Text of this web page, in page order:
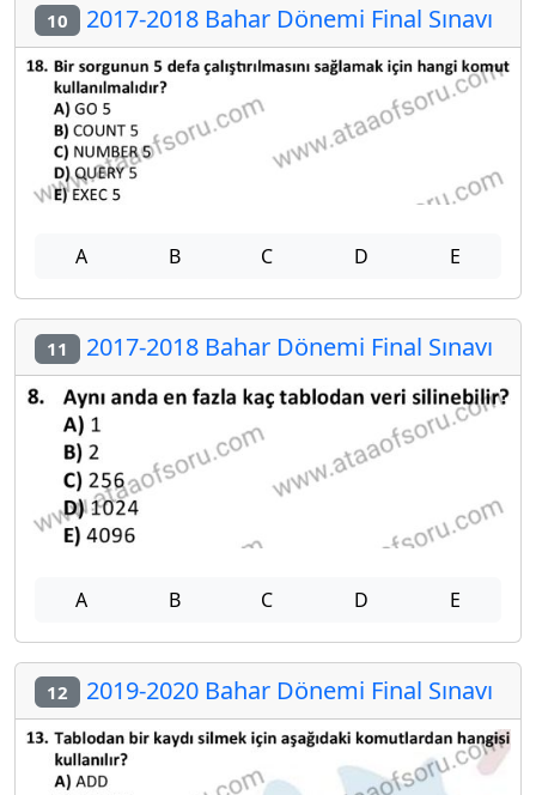
10 2017-2018 Bahar Dönemi Final Sınavı
A B C D E
11 2017-2018 Bahar Dönemi Final Sınavı
A B C D E
12 2019-2020 Bahar Dönemi Final Sınavı